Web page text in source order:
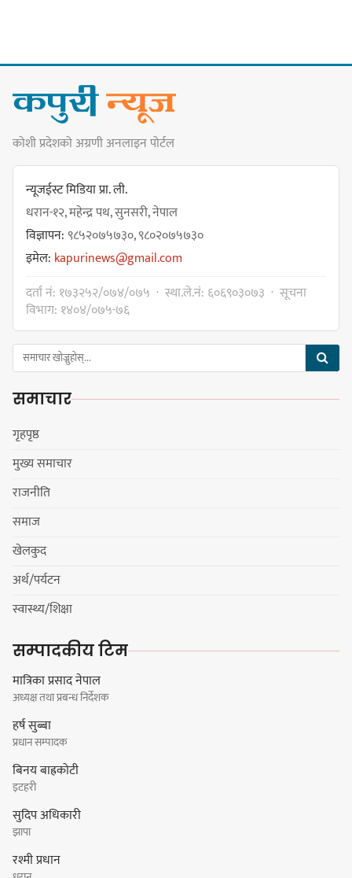
कार्यसम्पादनमा पहिलो
धरान उपमहानगरपालिकाको नगरसभा
चुल्हो निभ्दा ब्युँझन सक्ने आक्रोश
चाम्लिङको चेतावनी
कोशी प्रदेशको अग्रणी अनलाइन पोर्टल
न्यूजईस्ट मिडिया प्रा. ली.
धरान-१२, महेन्द्र पथ, सुनसरी, नेपाल
विज्ञापन:९८५२०७५७३०, ९८०२०७५७३०
इमेल: kapurinews@gmail.com
दर्ता नं: १७३२५२/०७४/०७५ · स्था.ले.नं: ६०६९०३०७३ · सूचना
विभाग: १४०४/०७५-७६
समाचार
गृहपृष्ठ
मुख्य समाचार
राजनीति
समाज
खेलकुद
अर्थ/पर्यटन
स्वास्थ्य/शिक्षा
सम्पादकीय टिम
मात्रिका प्रसाद नेपाल
अध्यक्ष तथा प्रबन्ध निर्देशक
हर्ष सुब्बा
प्रधान सम्पादक
बिनय बाह्रकोटी
इटहरी
सुदिप अधिकारी
झापा
रश्मी प्रधान